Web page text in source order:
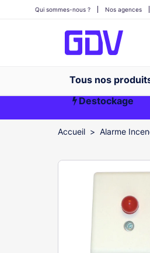
Qui sommes-nous ? Nos agences
Tous nos
Destockage
Accueil Alarme